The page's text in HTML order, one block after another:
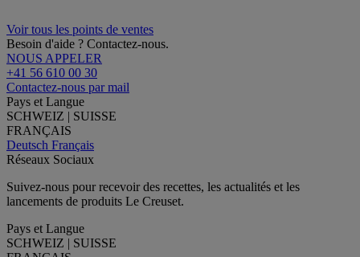
Voir tous les points de ventes
Besoin d'aide ? Contactez-nous.
NOUS APPELER
+41 56 610 00 30
Contactez-nous par mail
Pays et Langue
SCHWEIZ | SUISSE
FRANÇAIS
Deutsch Français
Réseaux Sociaux
Suivez-nous pour recevoir des recettes, les actualités et les
lancements de produits Le Creuset.
Pays et Langue
SCHWEIZ | SUISSE